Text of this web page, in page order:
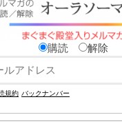
購読 解除
規約 バックナンバー